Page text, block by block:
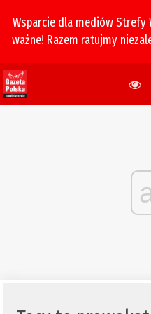
Wsparcie dla mediów Strefy
ważne! Razem ratujmy